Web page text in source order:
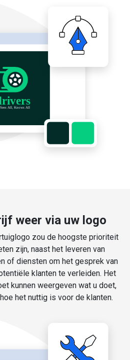
weer via uw logo
zou de hoogste prioriteit
zijn, naast het leveren van
of diensten om het gesprek van
klanten te verleiden. Het
kunnen weergeven wat u doet,
het nuttig is voor de klanten.